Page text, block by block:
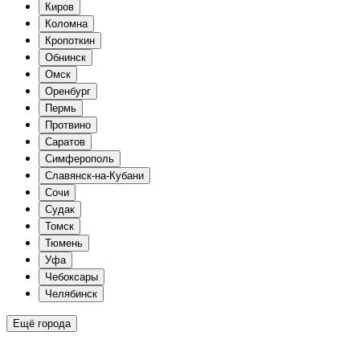
Киров
Коломна
Кропоткин
Обнинск
Омск
Оренбург
Пермь
Протвино
Саратов
Симферополь
Славянск-на-Кубани
Сочи
Судак
Томск
Тюмень
Уфа
Чебоксары
Челябинск
Ещё города